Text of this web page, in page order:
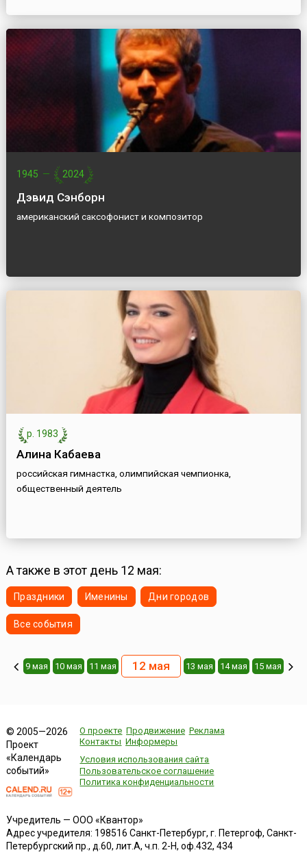
1945 — 2024
Дэвид Сэнборн
американский саксофонист и композитор
р. 1983
Алина Кабаева
российская гимнастка, олимпийская чемпионка,
общественный деятель
А также в этот день 12 мая:
Праздники Именины Дни городов
Все события
9 мая 10 мая 11 мая 12 мая 13 мая 14 мая 15 мая
© 2005—2026
Проект
«Календарь
событий»
О проекте Продвижение Реклама
Контакты Информеры
Условия использования сайта
Пользовательское соглашение
Политика конфиденциальности
Учредитель — ООО «Квантор»
Адрес учредителя: 198516 Санкт-Петербург, г. Петергоф, Санкт-
Петербургский пр., д.60, лит.А, ч.п. 2-Н, оф.432, 434